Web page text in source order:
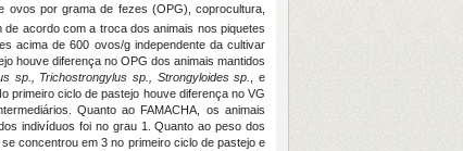
ovos por grama de fezes (OPG), coprocultura,
acordo com a troca dos animais nos piquetes
acima de 600 ovos/g independente da cultivar
houve diferença no OPG dos animais mantidos
sp., Trichostrongylus sp., Strongyloides sp.
, e
primeiro ciclo de pastejo houve diferença no VG
Quanto ao FAMACHA, os animais
indivíduos foi no grau 1. Quanto ao peso dos
concentrou em 3 no primeiro ciclo de pastejo e